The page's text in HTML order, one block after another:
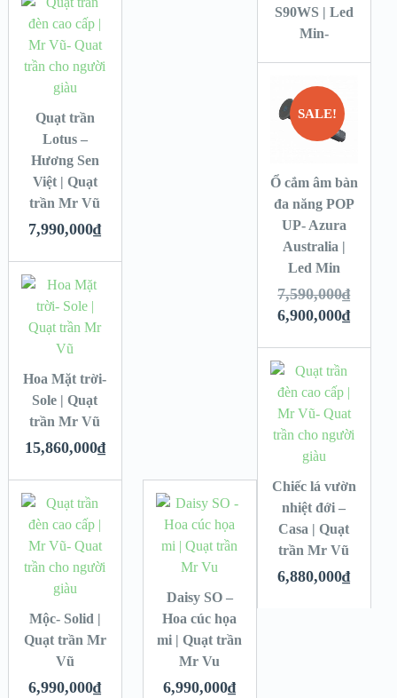
S90WS | Led
Min-
Quạt trần
Lotus –
Hương Sen
Việt | Quạt
trần Mr Vũ
7,990,000₫
SALE!
Ổ cắm âm bàn
đa năng POP
UP- Azura
Australia |
Led Min
7,590,000₫
6,900,000₫
Hoa Mặt trời-
Sole | Quạt
trần Mr Vũ
15,860,000₫
Chiếc lá vườn
nhiệt đới –
Casa | Quạt
trần Mr Vũ
6,880,000₫
Mộc- Solid |
Quạt trần Mr
Vũ
6,990,000₫
Daisy SO –
Hoa cúc họa
mi | Quạt trần
Mr Vu
6,990,000₫